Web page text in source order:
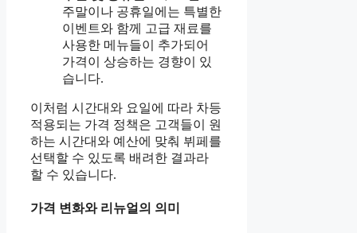
주말이나 공휴일에는 특별한
이벤트와 함께 고급 재료를
사용한 메뉴들이 추가되어
가격이 상승하는 경향이 있
습니다.
이처럼 시간대와 요일에 따라 차등
적용되는 가격 정책은 고객들이 원
하는 시간대와 예산에 맞춰 뷔페를
선택할 수 있도록 배려한 결과라
할 수 있습니다.
가격 변화와 리뉴얼의 의미